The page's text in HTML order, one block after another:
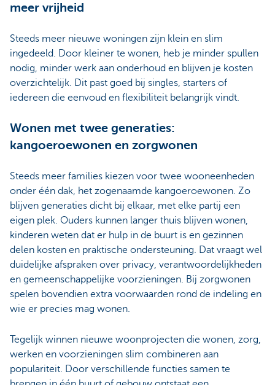
meer vrijheid
Steeds meer nieuwe woningen zijn klein en slim
ingedeeld. Door kleiner te wonen, heb je minder spullen
nodig, minder werk aan onderhoud en blijven je kosten
overzichtelijk. Dit past goed bij singles, starters of
iedereen die eenvoud en flexibiliteit belangrijk vindt.
Wonen met twee generaties:
kangoeroewonen en zorgwonen
Steeds meer families kiezen voor twee wooneenheden
onder één dak, het zogenaamde kangoeroewonen. Zo
blijven generaties dicht bij elkaar, met elke partij een
eigen plek. Ouders kunnen langer thuis blijven wonen,
kinderen weten dat er hulp in de buurt is en gezinnen
delen kosten en praktische ondersteuning. Dat vraagt wel
duidelijke afspraken over privacy, verantwoordelijkheden
en gemeenschappelijke voorzieningen. Bij zorgwonen
spelen bovendien extra voorwaarden rond de indeling en
wie er precies mag wonen.
Tegelijk winnen nieuwe woonprojecten die wonen, zorg,
werken en voorzieningen slim combineren aan
populariteit. Door verschillende functies samen te